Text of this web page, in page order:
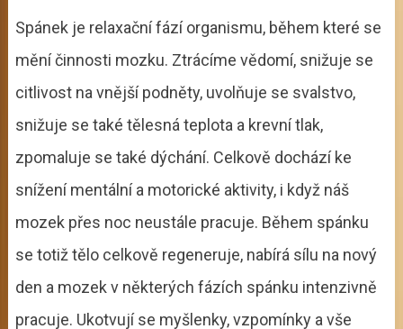
Spánek je relaxační fází organismu, během které se
mění činnosti mozku. Ztrácíme vědomí, snižuje se
citlivost na vnější podněty, uvolňuje se svalstvo,
snižuje se také tělesná teplota a krevní tlak,
zpomaluje se také dýchání. Celkově dochází ke
snížení mentální a motorické aktivity, i když náš
mozek přes noc neustále pracuje. Během spánku
se totiž tělo celkově regeneruje, nabírá sílu na nový
den a mozek v některých fázích spánku intenzivně
pracuje. Ukotvují se myšlenky, vzpomínky a vše